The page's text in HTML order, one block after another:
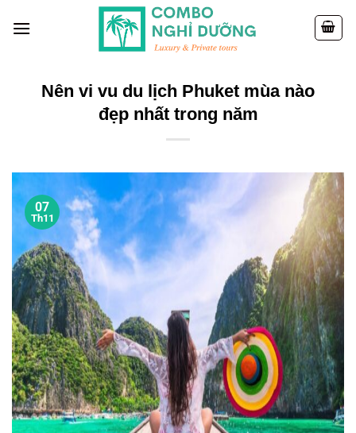
Nên vi vu du lịch Phuket mùa nào
đẹp nhất trong năm
07
Th11